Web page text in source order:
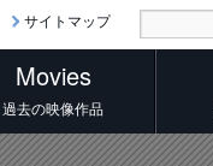
サイトマップ
Movies
過去の映像作品